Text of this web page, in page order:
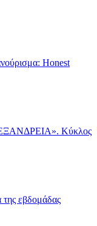
Honest
Κύκλος
της εβδομάδας